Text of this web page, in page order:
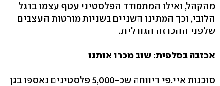
מהקהל, ואילו המתמודד הפלסטיני עטף עצמו בדגל
הלובי, וכך המתינו השניים בשניות מורטות העצבים
שלפני ההכרזה הגורלית.
אכזבה בסלפית: שוב מכרו אותנו
סוכנות איי.פי דיווחה שכ-5,000 פלסטינים נאספו בגן